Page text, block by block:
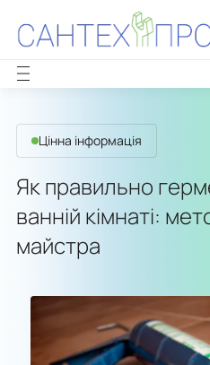
Цінна інформація
Як правильно
ванній кімнаті:
майстра